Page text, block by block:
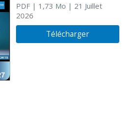
PDF| 1,73 Mo | 21 Juillet
2026
Télécharger